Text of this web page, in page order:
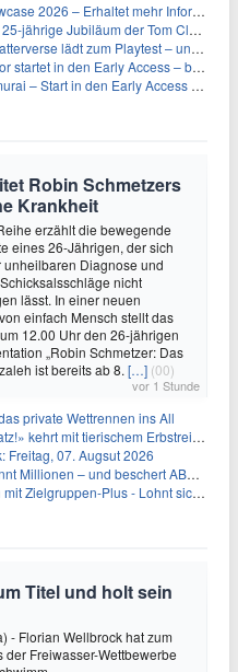
2026 – Erhaltet mehr Informationen
Jubiläum der Tom Clancy’s Ghost Recon-Reihe
lädt zum Playtest – und erscheint schon bald!
in den Early Access – bald gehts los!
in den Early Access ab heute im feudalen Japan
Robin Schmetzers
Krankheit
erzählt die bewegende
eines 26-Jährigen, der sich
unheilbaren Diagnose und
nicht
lässt. In einer neuen
einfach Mensch stellt das
12.00 Uhr den 26-jährigen
„Robin Schmetzer: Das
ist bereits ab 8. […] (00)
vor 1 Stunde
private Wettrennen ins All
kehrt mit tierischem Erbstreit zurück
Freitag, 07. Augsut 2026
– und beschert ABC Top-Quoten
Plus - Lohnt sich First Dates Hotel doch?
Titel und holt sein
- Florian Wellbrock hat zum
der Freiwasser-Wettbewerbe